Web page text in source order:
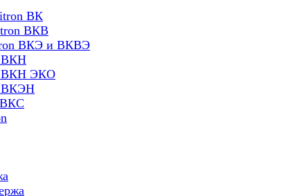
ВК
ВКВ
ВКЭ и ВКВЭ
ВКН
ВКН ЭКО
ВКЭН
ВКС